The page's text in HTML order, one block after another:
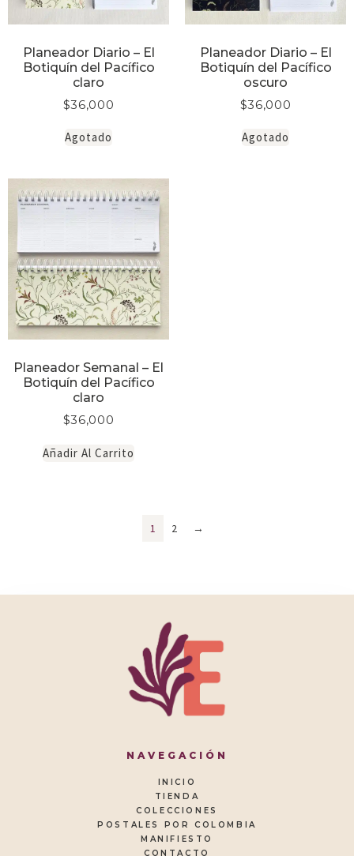
Planeador Diario – El
Botiquín del Pacífico
claro
$36,000
Agotado
Planeador Diario – El
Botiquín del Pacífico
oscuro
$36,000
Agotado
Planeador Semanal – El
Botiquín del Pacífico
claro
$36,000
Añadir Al Carrito
1 2 →
NAVEGACIÓN
INICIO
TIENDA
COLECCIONES
POSTALES POR COLOMBIA
MANIFIESTO
CONTACTO